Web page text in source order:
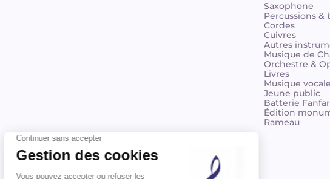
Saxophone
Percussions &
Cordes
Cuivres
Autres
Musique de
Orchestre &
Livres
Musique vocale
Jeune public
Batterie
Édition
Rameau